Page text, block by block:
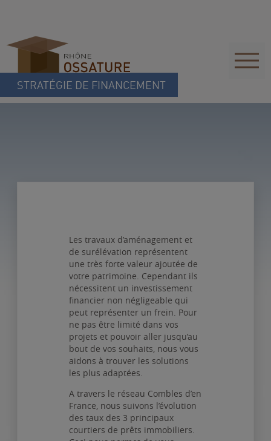
STRATÉGIE DE FINANCEMENT
Les travaux d’aménagement et
de surélévation représentent
une très forte valeur ajoutée de
votre patrimoine. Cependant ils
nécessitent un investissement
financier non négligeable qui
peut représenter un frein. Pour
ne pas être limité dans vos
projets et pouvoir aller jusqu’au
bout de vos souhaits, nous vous
aidons à trouver les solutions
les plus adaptées.
A travers le réseau Combles d’en
France, nous suivons l’évolution
des taux des 3 principaux
courtiers de prêts immobiliers.